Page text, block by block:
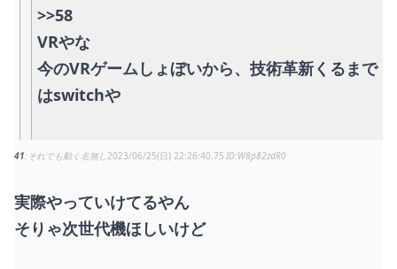
>>58
VRやな
今のVRゲームしょぼいから、技術革新くるまで
はswitchや
41 それでも動く名無し2023/06/25(日) 22:26:40.75 W8p82zdR0
実際やっていけてるやん
そりゃ次世代機ほしいけど